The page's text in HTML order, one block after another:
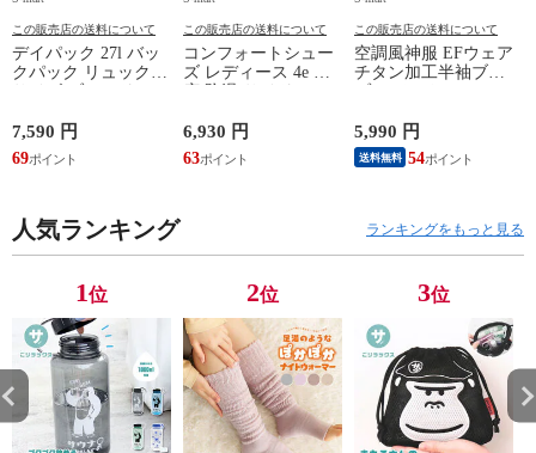
この販売店の送料について
デイパック 27l バッ
クパック リュック
鞄 機内持ち込み 夏
スラッシャー
THRASHER r1929
7,590 円
69
この販売店の送料について
コンフォートシュー
ズ レディース 4e 幅
シューズ 黒 トパー
ズ モア 靴 カジュア
ルシューズ 外反母趾
TOPAZ 1410
6,930 円
63
この販売店の送料について
空調風神服 EFウェア
チタン加工半袖ブル
ジャケット 遮熱 作
業服 作業着 上着 ア
タックベース KF100
5,990 円
送料無料 54
人気ランキング ランキングをもっと見る
1位 2位 3位